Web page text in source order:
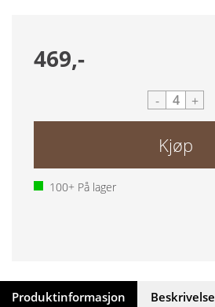
469,-
- +
Kjøp
100+ På lager
Produktinformasjon Beskrivelse